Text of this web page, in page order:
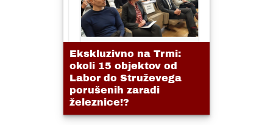
Ekskluzivno na Trmi:
okoli 15 objektov od
Labor do Struževega
porušenih zaradi
železnice!?